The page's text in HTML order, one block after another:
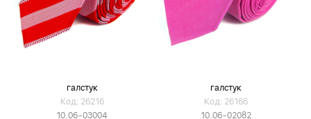
галстук
Код: 26216
10.06-03004
галстук
Код: 26166
10.06-02082